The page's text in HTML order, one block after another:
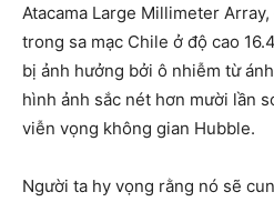
Atacama Large Millimeter
trong sa mạc Chile ở độ cao
bị ảnh hưởng bởi ô nhiễm từ
hình ảnh sắc nét hơn mười lần
viễn vọng không gian Hubble.
Người ta hy vọng rằng nó sẽ